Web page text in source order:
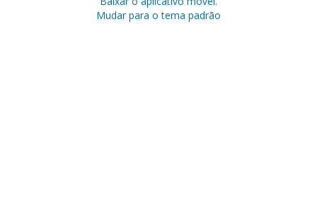
Mudar para o tema padrão